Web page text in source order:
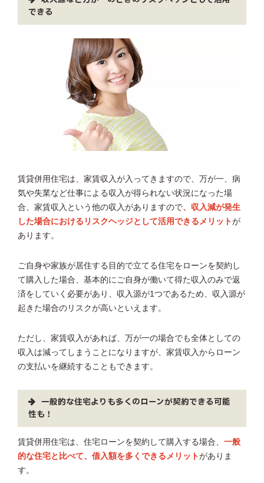
できる
賃貸併用住宅は、家賃収入が入ってきますので、万が一、病
気や失業など仕事による収入が得られない状況になった場
合、家賃収入という他の収入がありますので、収入減が発生
した場合におけるリスクヘッジとして活用できるメリットが
あります。
ご自身や家族が居住する目的で立てる住宅をローンを契約し
て購入した場合、基本的にご自身が働いて得た収入のみで返
済をしていく必要があり、収入源が1つであるため、収入源が
起きた場合のリスクが高いといえます。
ただし、家賃収入があれば、万が一の場合でも全体としての
収入は減ってしまうことになりますが、家賃収入からローン
の支払いを継続することもできます。
一般的な住宅よりも多くのローンが契約できる可能
性も！
賃貸併用住宅は、住宅ローンを契約して購入する場合、 一般
的な住宅と比べて、借入額を多くできるメリットがありま
す。